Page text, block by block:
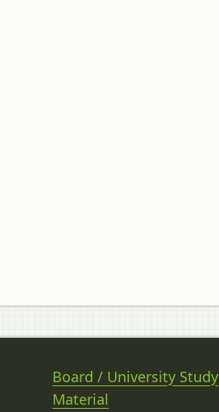
Board / University Study
Material